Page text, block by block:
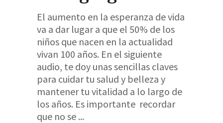
El aumento en la esperanza de vida
va a dar lugar a que el 50% de los
niños que nacen en la actualidad
vivan 100 años. En el siguiente
audio, te doy unas sencillas claves
para cuidar tu salud y belleza y
mantener tu vitalidad a lo largo de
los años. Es importante recordar
que no se